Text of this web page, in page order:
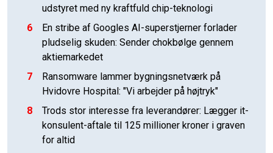
udstyret med ny kraftfuld chip-teknologi
6
En stribe af Googles AI-superstjerner forlader
pludselig skuden: Sender chokbølge gennem
aktiemarkedet
7
Ransomware lammer bygningsnetværk på
Hvidovre Hospital: "Vi arbejder på højtryk"
8
Trods stor interesse fra leverandører: Lægger it-
konsulent-aftale til 125 millioner kroner i graven
for altid